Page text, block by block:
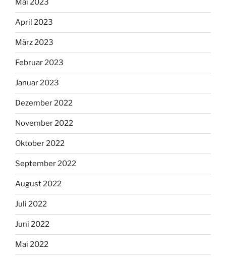
Mai 2023
April 2023
März 2023
Februar 2023
Januar 2023
Dezember 2022
November 2022
Oktober 2022
September 2022
August 2022
Juli 2022
Juni 2022
Mai 2022